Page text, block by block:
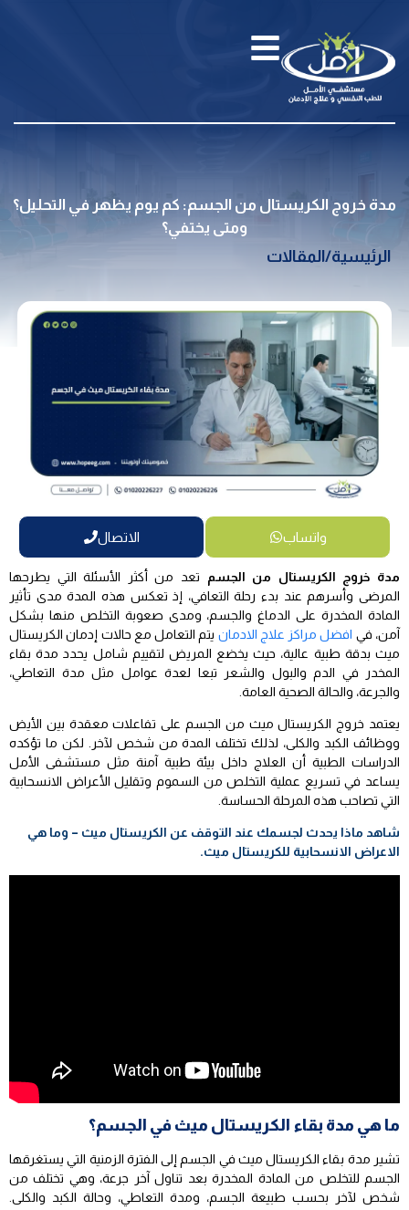
مدة خروج الكريستال من الجسم: كم يوم يظهر في التحليل؟
ومتى يختفي؟
الرئيسية/المقالات
واتساب الاتصال
مدة خروج الكريستال من الجسم تعد من أكثر الأسئلة التي يطرحها
المرضى وأسرهم عند بدء رحلة التعافي، إذ تعكس هذه المدة مدى تأثير
المادة المخدرة على الدماغ والجسم، ومدى صعوبة التخلص منها بشكل
آمن، في افضل مراكز علاج الادمان يتم التعامل مع حالات إدمان الكريستال
ميث بدقة طبية عالية، حيث يخضع المريض لتقييم شامل يحدد مدة بقاء
المخدر في الدم والبول والشعر تبعا لعدة عوامل مثل مدة التعاطي،
والجرعة، والحالة الصحية العامة.
يعتمد خروج الكريستال ميث من الجسم على تفاعلات معقدة بين الأيض
ووظائف الكبد والكلى، لذلك تختلف المدة من شخص لآخر. لكن ما تؤكده
الدراسات الطبية أن العلاج داخل بيئة طبية آمنة مثل مستشفى الأمل
يساعد في تسريع عملية التخلص من السموم وتقليل الأعراض الانسحابية
التي تصاحب هذه المرحلة الحساسة.
شاهد ماذا يحدث لجسمك عند التوقف عن الكريستال ميث – وما هي
الاعراض الانسحابية للكريستال ميث.
ما هي مدة بقاء الكريستال ميث في الجسم؟
تشير مدة بقاء الكريستال ميث في الجسم إلى الفترة الزمنية التي يستغرقها
الجسم للتخلص من المادة المخدرة بعد تناول آخر جرعة، وهي تختلف من
شخص لآخر بحسب طبيعة الجسم، ومدة التعاطي، وحالة الكبد والكلى.